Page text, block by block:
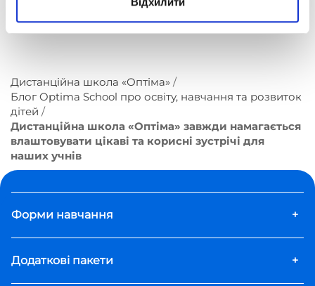
Дистанційна школа «Оптіма»
Блог Optima School про освіту, навчання та розвиток
дітей
Дистанційна школа «Оптіма» завжди намагається
влаштовувати цікаві та корисні зустрічі для
наших учнів
Форми навчання +
Додаткові пакети +